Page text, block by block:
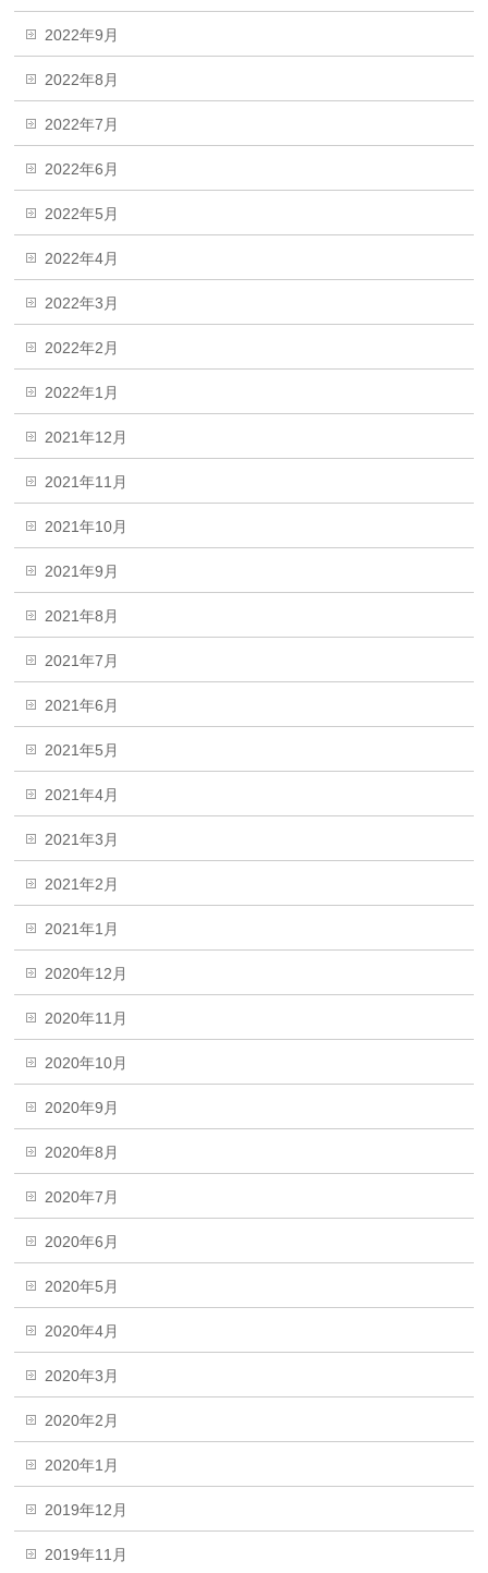
2022年9月
2022年8月
2022年7月
2022年6月
2022年5月
2022年4月
2022年3月
2022年2月
2022年1月
2021年12月
2021年11月
2021年10月
2021年9月
2021年8月
2021年7月
2021年6月
2021年5月
2021年4月
2021年3月
2021年2月
2021年1月
2020年12月
2020年11月
2020年10月
2020年9月
2020年8月
2020年7月
2020年6月
2020年5月
2020年4月
2020年3月
2020年2月
2020年1月
2019年12月
2019年11月